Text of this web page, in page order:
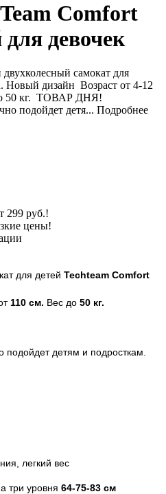
Comfort
девочек
самокат для
Новый дизайн Возраст от 4-12
50 кг. ТОВАР ДНЯ!
подойдет детя... Подробнее
299 руб.!
цены!
для детей Techteam Comfort
110 см. Вес до 50 кг.
подойдет детям и подросткам.
легкий вес
три уровня 64-75-83 см